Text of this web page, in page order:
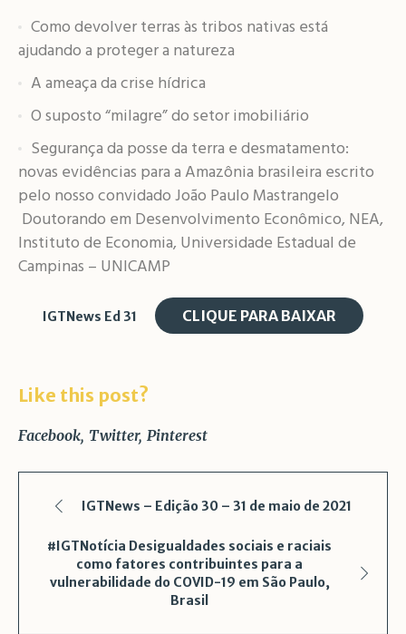
Como devolver terras às tribos nativas está
ajudando a proteger a natureza
A ameaça da crise hídrica
O suposto “milagre” do setor imobiliário
Segurança da posse da terra e desmatamento:
novas evidências para a Amazônia brasileira escrito
pelo nosso convidado João Paulo Mastrangelo
Doutorando em Desenvolvimento Econômico, NEA,
Instituto de Economia, Universidade Estadual de
Campinas – UNICAMP
IGTNews Ed 31 CLIQUE PARA BAIXAR
Like this post?
Facebook Twitter Pinterest
IGTNews – Edição 30 – 31 de maio de 2021
#IGTNotícia Desigualdades sociais e raciais
como fatores contribuintes para a
vulnerabilidade do COVID-19 em São Paulo,
Brasil